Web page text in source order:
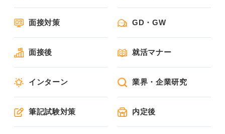
面接対策 GD・GW
面接後 就活マナー
インターン 業界・企業研究
筆記試験対策 内定後